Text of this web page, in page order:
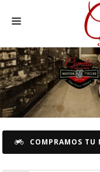
HOME
MOTOS
REC. MOTOS
COMPRAMOS TU